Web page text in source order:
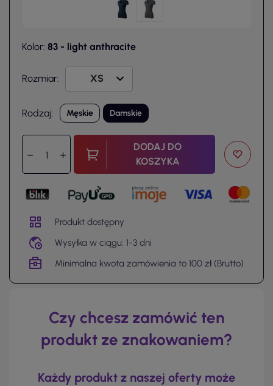
Kolor: 83 - light anthracite
Rozmiar:
Rodzaj: Męskie Damskie
DODAJ DO
KOSZYKA
Produkt dostępny
Wysyłka w ciągu: 1-3 dni
Minimalna kwota zamówienia to 100 zł (Brutto)
Czy chcesz zamówić ten
produkt ze znakowaniem?
Każdy produkt z naszej oferty może